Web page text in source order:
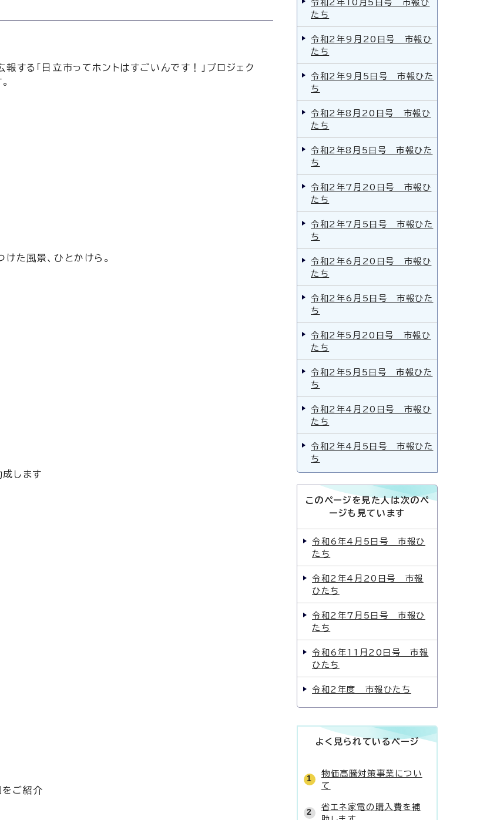
する「日立市ってホントはすごいんです！」プロジェク
た風景、ひとかけら。
します
ご紹介
令和2年10月5日号 市報ひ
たち
令和2年9月20日号 市報ひ
たち
令和2年9月5日号 市報ひた
ち
令和2年8月20日号 市報ひ
たち
令和2年8月5日号 市報ひた
ち
令和2年7月20日号 市報ひ
たち
令和2年7月5日号 市報ひた
ち
令和2年6月20日号 市報ひ
たち
令和2年6月5日号 市報ひた
ち
令和2年5月20日号 市報ひ
たち
令和2年5月5日号 市報ひた
ち
令和2年4月20日号 市報ひ
たち
令和2年4月5日号 市報ひた
ち
このページを見た人は次のペ
ージも見ています
令和6年4月5日号 市報ひ
たち
令和2年4月20日号 市報
ひたち
令和2年7月5日号 市報ひ
たち
令和6年11月20日号 市報
ひたち
令和2年度 市報ひたち
よく見られているページ
物価高騰対策事業につい
て
省エネ家電の購入費を補